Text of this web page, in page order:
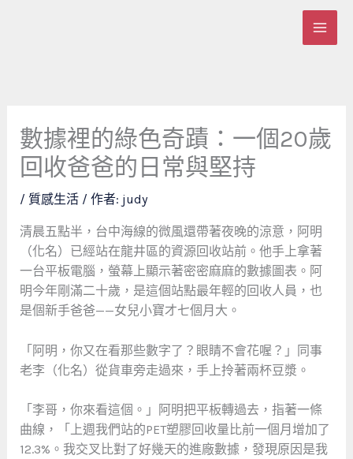
數據裡的綠色奇蹟：一個20歲
回收爸爸的日常與堅持
/ 質感生活/ 作者: judy
清晨五點半，台中海線的微風還帶著夜晚的涼意，阿明
（化名）已經站在龍井區的資源回收站前。他手上拿著
一台平板電腦，螢幕上顯示著密密麻麻的數據圖表。阿
明今年剛滿二十歲，是這個站點最年輕的回收人員，也
是個新手爸爸——女兒小寶才七個月大。
「阿明，你又在看那些數字了？眼睛不會花喔？」同事
老李（化名）從貨車旁走過來，手上拎著兩杯豆漿。
「李哥，你來看這個。」阿明把平板轉過去，指著一條
曲線，「上週我們站的PET塑膠回收量比前一個月增加了
12.3%。我交叉比對了好幾天的進廠數據，發現原因是我